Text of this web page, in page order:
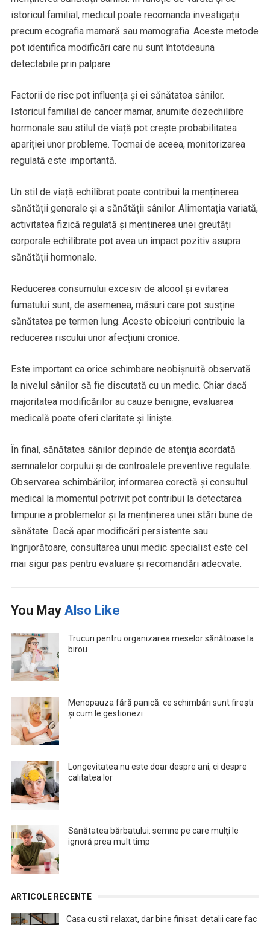
istoricul familial, medicul poate recomanda investigații
precum ecografia mamară sau mamografia. Aceste metode
pot identifica modificări care nu sunt întotdeauna
detectabile prin palpare.
Factorii de risc pot influența și ei sănătatea sânilor.
Istoricul familial de cancer mamar, anumite dezechilibre
hormonale sau stilul de viață pot crește probabilitatea
apariției unor probleme. Tocmai de aceea, monitorizarea
regulată este importantă.
Un stil de viață echilibrat poate contribui la menținerea
sănătății generale și a sănătății sânilor. Alimentația variată,
activitatea fizică regulată și menținerea unei greutăți
corporale echilibrate pot avea un impact pozitiv asupra
sănătății hormonale.
Reducerea consumului excesiv de alcool și evitarea
fumatului sunt, de asemenea, măsuri care pot susține
sănătatea pe termen lung. Aceste obiceiuri contribuie la
reducerea riscului unor afecțiuni cronice.
Este important ca orice schimbare neobișnuită observată
la nivelul sânilor să fie discutată cu un medic. Chiar dacă
majoritatea modificărilor au cauze benigne, evaluarea
medicală poate oferi claritate și liniște.
În final, sănătatea sânilor depinde de atenția acordată
semnalelor corpului și de controalele preventive regulate.
Observarea schimbărilor, informarea corectă și consultul
medical la momentul potrivit pot contribui la detectarea
timpurie a problemelor și la menținerea unei stări bune de
sănătate. Dacă apar modificări persistente sau
îngrijorătoare, consultarea unui medic specialist este cel
mai sigur pas pentru evaluare și recomandări adecvate.
You May Also Like
Trucuri pentru organizarea meselor sănătoase la
birou
Menopauza fără panică: ce schimbări sunt firești
și cum le gestionezi
Longevitatea nu este doar despre ani, ci despre
calitatea lor
Sănătatea bărbatului: semne pe care mulți le
ignoră prea mult timp
ARTICOLE RECENTE
Casa cu stil relaxat, dar bine finisat: detalii care fac